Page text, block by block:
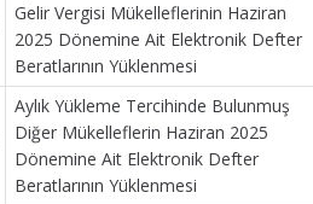
Gelir Vergisi Mükelleflerinin Haziran
2025 Dönemine Ait Elektronik Defter
Beratlarının Yüklenmesi
Aylık Yükleme Tercihinde Bulunmuş
Diğer Mükelleflerin Haziran 2025
Dönemine Ait Elektronik Defter
Beratlarının Yüklenmesi